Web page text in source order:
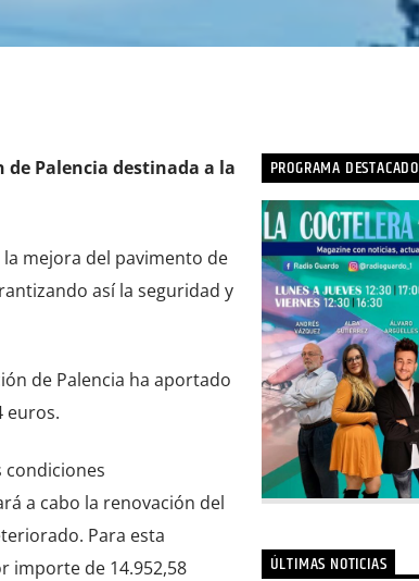
Palencia destinada a la
mejora del pavimento de
así la seguridad y
de Palencia ha aportado
euros.
a cabo la renovación del
Para esta
importe de 14.952,58
PROGRAMA DESTACADO
ÚLTIMAS NOTICIAS